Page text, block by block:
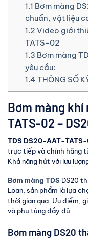
1.1 Bơm màng
chuẩn, vật liệu
1.2 Video giới
TATS-02
1.3 Bơm màng
yêu cầu:
1.4 THÔNG SỐ
Bơm màng khí
TATS-02 –
TDS DS20-AAT-
trực tiếp và chính hãng
Khả năng hút với lưu
Bơm màng TDS DS20
Loan, sản phẩm là lựa
thời gian qua. Ưu điểm,
và phụ tùng đầy đủ.
Bơm màng DS20